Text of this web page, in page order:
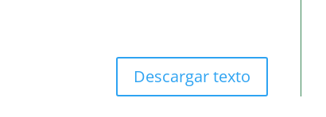
Descargar texto